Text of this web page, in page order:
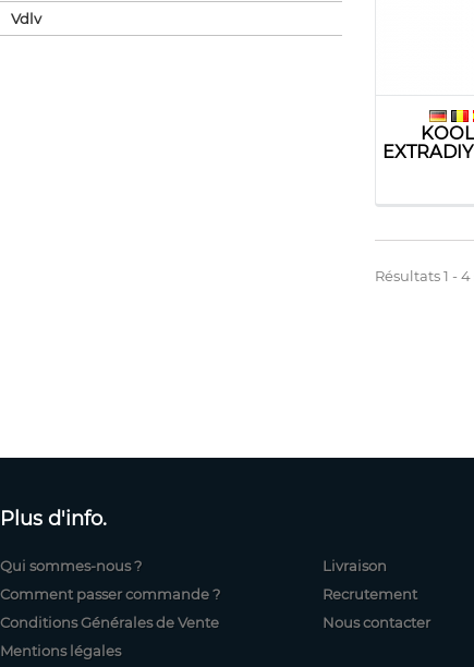
Vdlv
Résultats 1 - 4
Plus d'info.
Qui sommes-nous ?
Comment passer commande ?
Conditions Générales de Vente
Mentions légales
Livraison
Recrutement
Nous contacter